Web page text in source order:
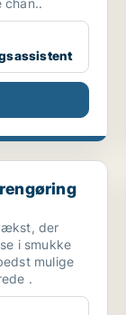
chan..
af sommerh...
der
i smukke
mulige
.